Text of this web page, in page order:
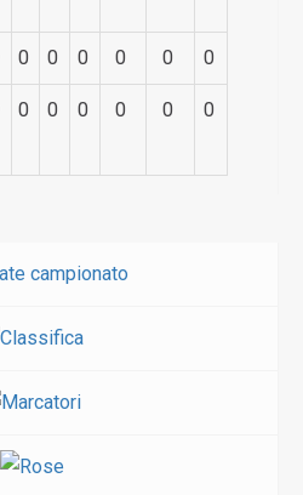
0 0 0 0 0 0
0 0 0 0 0 0